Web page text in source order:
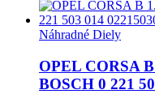
Náhradné Diely
OPEL CORSA
BOSCH 0 221